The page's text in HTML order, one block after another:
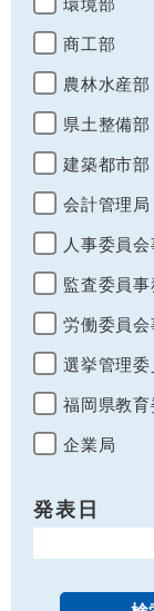
環境部
商工部
農林水産部
県土整備部
建築都市部
会計管理局
人事委員
監査委員事
労働委員会
選挙管理委
福岡県教育
企業局
発表日
開始日